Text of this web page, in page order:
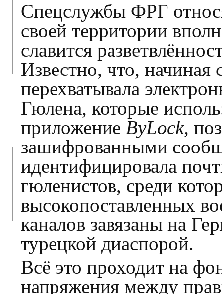
Спецслужбы ФРГ
своей территории
славится
Известно, что, начиная
перехватывала
Гюлена, которые
приложение ByLock,
зашифрованными
идентифицировала
гюленистов, среди
высокопоставленных
каналов завязаны на
турецкой диаспорой.
Всё это проходит на
напряжения между